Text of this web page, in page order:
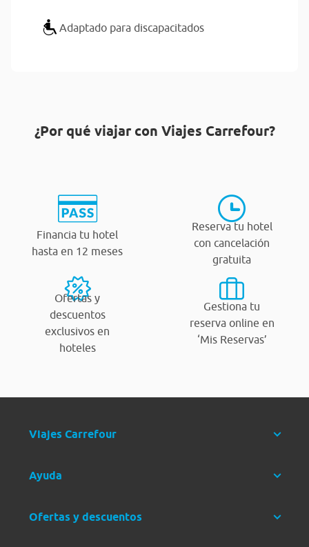
Adaptado para discapacitados
¿Por qué viajar con Viajes Carrefour?
Financia tu hotel
hasta en 12 meses
Reserva tu hotel
con cancelación
gratuita
Ofertas y
descuentos
exclusivos en
hoteles
Gestiona tu
reserva online en
‘Mis Reservas’
Viajes Carrefour
Ayuda
Ofertas y descuentos